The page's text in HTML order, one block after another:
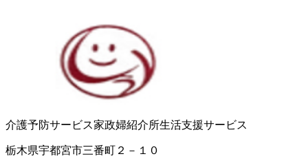
介護予防サービス家政婦紹介所生活支援サービス
栃木県宇都宮市三番町２－１０